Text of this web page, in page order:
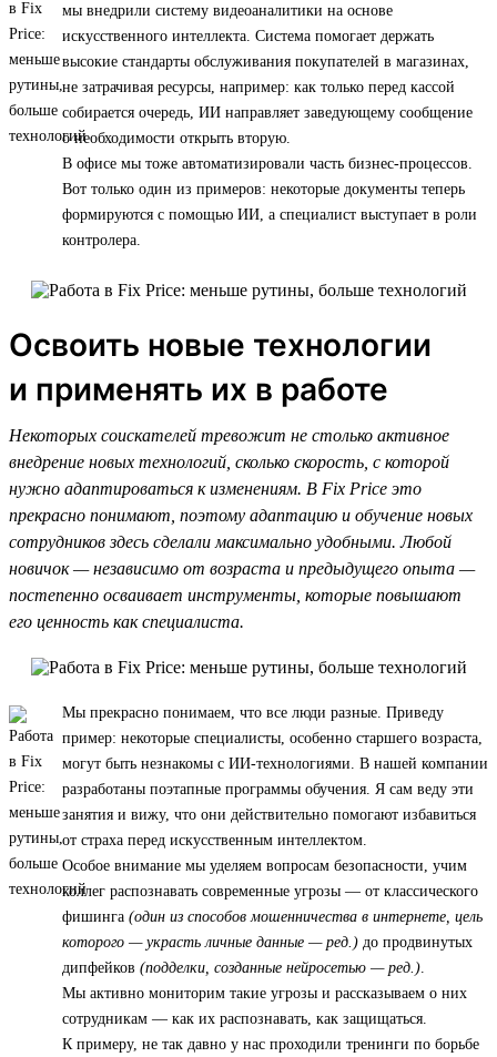
мы внедрили систему видеоаналитики на основе
искусственного интеллекта. Система помогает держать
высокие стандарты обслуживания покупателей в магазинах,
не затрачивая ресурсы, например: как только перед кассой
собирается очередь, ИИ направляет заведующему сообщение
о необходимости открыть вторую.
В офисе мы тоже автоматизировали часть бизнес-процессов.
Вот только один из примеров: некоторые документы теперь
формируются с помощью ИИ, а специалист выступает в роли
контролера.
Освоить новые технологии
и применять их в работе
Некоторых соискателей тревожит не столько активное
внедрение новых технологий, сколько скорость, с которой
нужно адаптироваться к изменениям. В Fix Price это
прекрасно понимают, поэтому адаптацию и обучение новых
сотрудников здесь сделали максимально удобными. Любой
новичок — независимо от возраста и предыдущего опыта —
постепенно осваивает инструменты, которые повышают
его ценность как специалиста.
Мы прекрасно понимаем, что все люди разные. Приведу
пример: некоторые специалисты, особенно старшего возраста,
могут быть незнакомы с ИИ-технологиями. В нашей компании
разработаны поэтапные программы обучения. Я сам веду эти
занятия и вижу, что они действительно помогают избавиться
от страха перед искусственным интеллектом.
Особое внимание мы уделяем вопросам безопасности, учим
коллег распознавать современные угрозы — от классического
фишинга (один из способов мошенничества в интернете, цель
которого — украсть личные данные — ред.) до продвинутых
дипфейков (подделки, созданные нейросетью — ред.)
Мы активно мониторим такие угрозы и рассказываем о них
сотрудникам — как их распознавать, как защищаться.
К примеру, не так давно у нас проходили тренинги по борьбе